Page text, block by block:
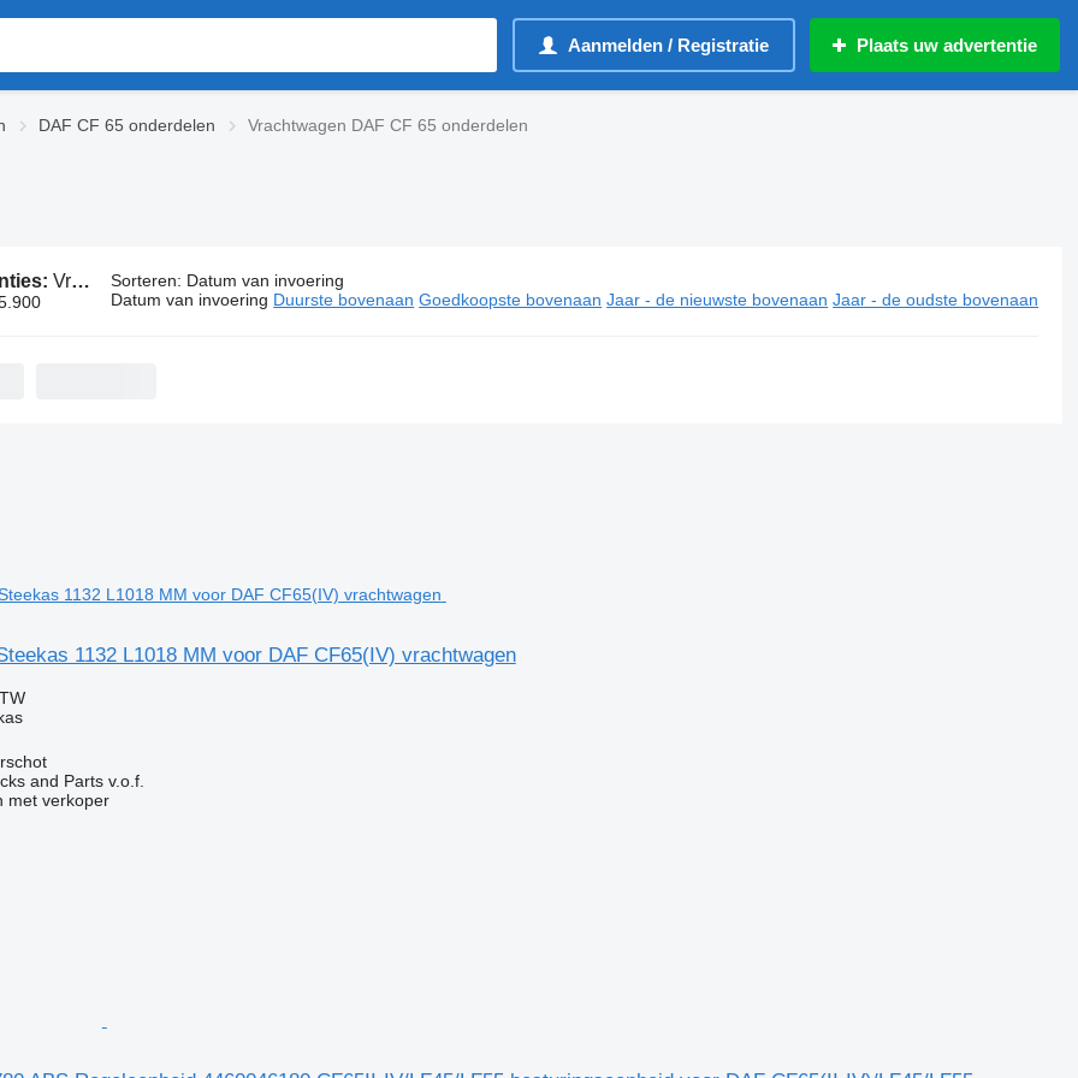
Aanmelden / Registratie Plaats uw advertentie
DAF CF 65 onderdelen Vrachtwagen DAF CF 65 onderdelen
Vrachtwagen DAF CF 65 onderdelen Sorteren: Datum van invoering
Datum van invoering Duurste bovenaan Goedkoopste bovenaan Jaar - de nieuwste bovenaan Jaar - de oudste bovenaan
1132 L1018 MM voor DAF CF65(IV) vrachtwagen
and Parts v.o.f.
met verkoper